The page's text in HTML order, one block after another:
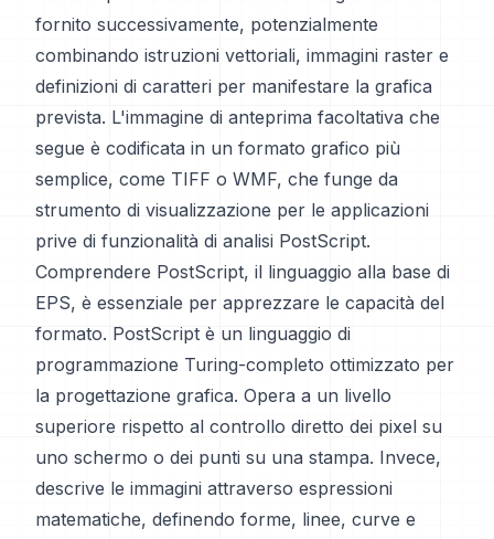
fornito successivamente, potenzialmente
combinando istruzioni vettoriali, immagini raster e
definizioni di caratteri per manifestare la grafica
prevista. L'immagine di anteprima facoltativa che
segue è codificata in un formato grafico più
semplice, come TIFF o WMF, che funge da
strumento di visualizzazione per le applicazioni
prive di funzionalità di analisi PostScript.
Comprendere PostScript, il linguaggio alla base di
EPS, è essenziale per apprezzare le capacità del
formato. PostScript è un linguaggio di
programmazione Turing-completo ottimizzato per
la progettazione grafica. Opera a un livello
superiore rispetto al controllo diretto dei pixel su
uno schermo o dei punti su una stampa. Invece,
descrive le immagini attraverso espressioni
matematiche, definendo forme, linee, curve e